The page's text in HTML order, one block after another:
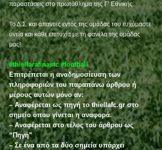
παραστάσεις στο πρωτάθλημα της Γ’ Εθνικής.
Το Δ.Σ. και άπαντες εντός της ομάδας του ευχόμαστε
υγεία και κάθε επιτυχία με τη φανέλα της ομάδας
μας!
#thiellarafinasfc #football
Επιτρέπεται η αναδημοσίευση των
πληροφοριών του παραπάνω άρθρου ή
μέρους αυτών μόνο αν:
– Αναφέρεται ως πηγή το thiellafc.gr στο
σημείο όπου γίνεται η αναφορά.
– Αναφέρεται στο τέλος του άρθρου ως
“Πηγή”
– Σε ένα από τα δύο σημεία υπάρχει